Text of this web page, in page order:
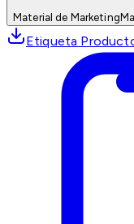
Material de Marketing
Etiqueta